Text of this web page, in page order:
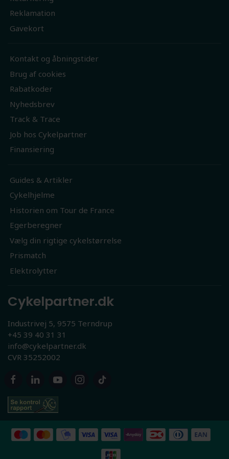
Reklamation
Gavekort
Kontakt og åbningstider
Brug af cookies
Rabatkoder
Nyhedsbrev
Track & Trace
Job hos Cykelpartner
Finansiering
Guides & Artikler
Cykelhjelme
Historien om Tour de France
Egerberegner
Vælg din rigtige cykelstørrelse
Prismatch
Elektrolytter
Cykelpartner.dk
Industrivej 5, 9575 Terndrup
+45 39 40 31 31
info@cykelpartner.dk
CVR 35252002